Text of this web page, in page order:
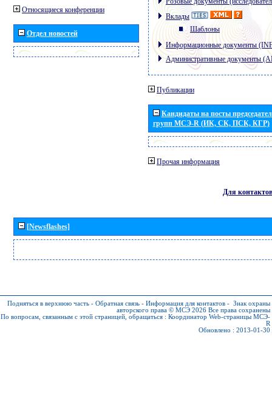
Относящиеся конференции
Отдел новостей
Вклады
Шаблоны
Информационные документы
Административные документы
Публикации
Кандидаты на посты
групп МСЭ-R (ИК, СК, ПСК, КГР)
Прочая информация
Для контактов
[Newsflashes]
Подняться в верхнюю часть - Обратная связь - Информация для контактов - Знак охраны
авторского права © МСЭ 2026 Все права сохранены
По вопросам, связанным с этой страницей, обращаться : Координатор Web-страницы МСЭ-
R
Обновлено : 2013-01-30